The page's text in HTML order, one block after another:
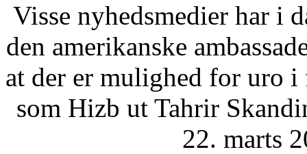
Visse nyhedsmedier har i
den amerikanske
at der er mulighed for uro i
som Hizb ut Tahrir
22. marts